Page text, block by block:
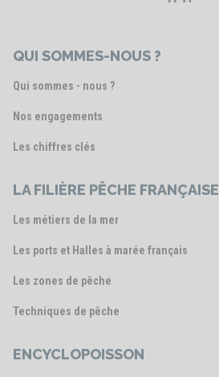
QUI SOMMES-NOUS ?
Qui sommes - nous ?
Nos engagements
Les chiffres clés
LA FILIÈRE PÊCHE FRANÇAISE
Les métiers de la mer
Les ports et Halles à marée français
Les zones de pêche
Techniques de pêche
ENCYCLOPOISSON